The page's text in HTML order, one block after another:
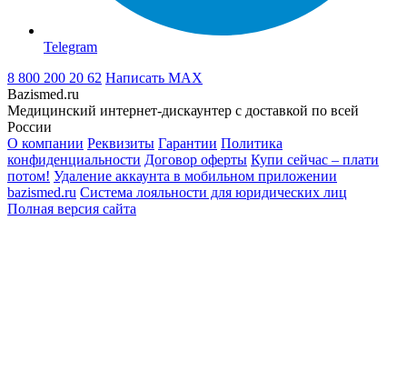
Telegram
8 800 200 20 62 Написать MAX
Bazismed.ru
Медицинский интернет-дискаунтер с доставкой по всей
России
О компании Реквизиты Гарантии Политика
конфиденциальности Договор оферты Купи сейчас – плати
потом! Удаление аккаунта в мобильном приложении
bazismed.ru Система лояльности для юридических лиц
Полная версия сайта